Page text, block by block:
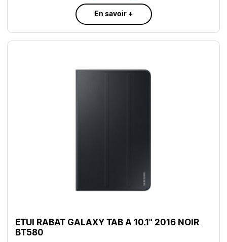
En savoir +
ETUI RABAT GALAXY TAB A 10.1" 2016 NOIR
BT580